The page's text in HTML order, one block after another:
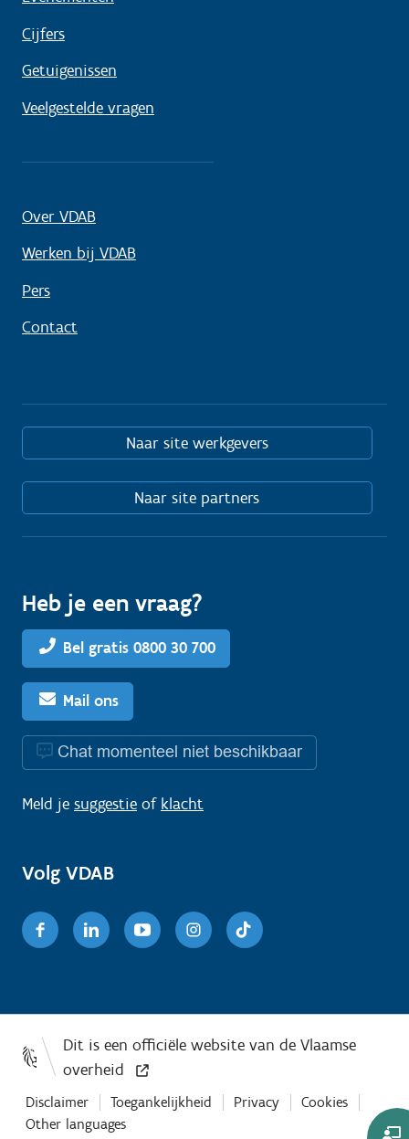
Cijfers
Getuigenissen
Veelgestelde vragen
Over VDAB
Werken bij VDAB
Pers
Contact
Naar site werkgevers
Naar site partners
Heb je een vraag?
Bel gratis 0800 30 700
Mail ons
Chat momenteel niet beschikbaar
Meld je suggestie of klacht
Volg VDAB
FacebookLinkedinYoutubeInstagram
Disclaimer Toegankelijkheid Privacy
Cookies
Other languages